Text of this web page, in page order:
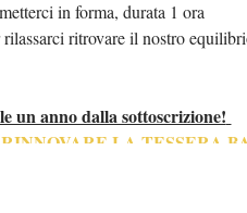
in forma, durata 1 ora
ritrovare il nostro
un anno dalla sottoscrizione!
LA TESSERA
DOVETE